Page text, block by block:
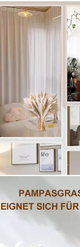
MUTIG
Trockenblume 75